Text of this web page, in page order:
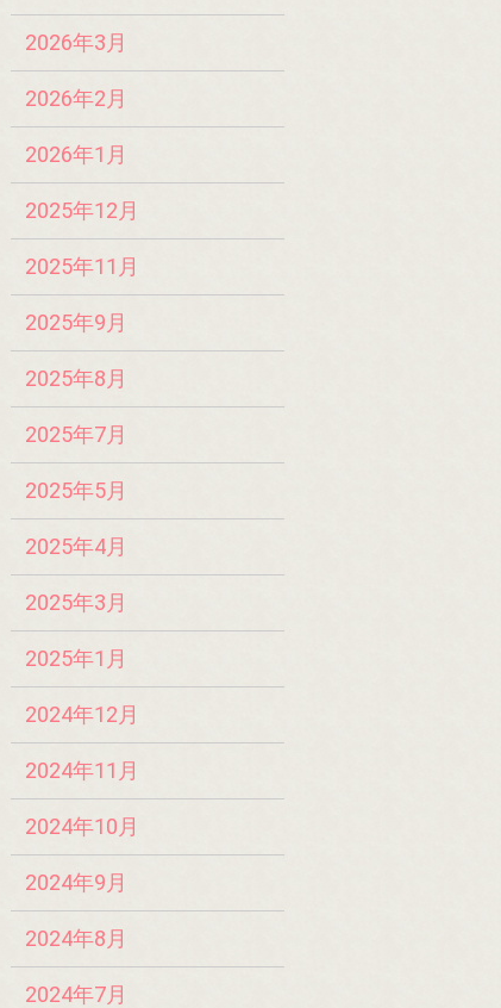
2026年3月
2026年2月
2026年1月
2025年12月
2025年11月
2025年9月
2025年8月
2025年7月
2025年5月
2025年4月
2025年3月
2025年1月
2024年12月
2024年11月
2024年10月
2024年9月
2024年8月
2024年7月